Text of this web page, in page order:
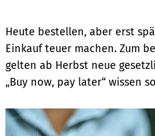
Heute bestellen, aber erst
Einkauf teuer machen. Zum
gelten ab Herbst neue
„Buy now, pay later“ wissen